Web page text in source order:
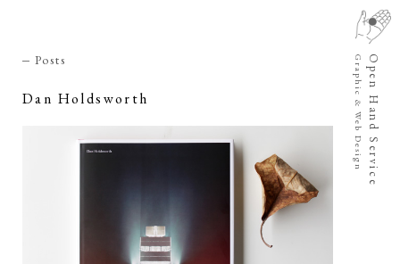
Open Hand Service
Graphic & Web Design
Posts
Dan Holdsworth